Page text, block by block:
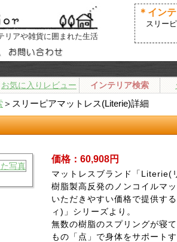
リアや雑貨に囲まれた生活
＊イン
スリー
お気に入りレビュー インテリア検索
＞スリーピアマットレス(Literie)詳細
価格：60,908円
マットレスブランド「Literie(
樹脂製高反発のノンコイルマ
いただきやすい価格で提供す
ィ)」シリーズより。
無数の樹脂のスプリングが寝
もの「点」で身体をサポート